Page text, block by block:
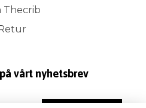
Thecrib
vårt nyhetsbrev